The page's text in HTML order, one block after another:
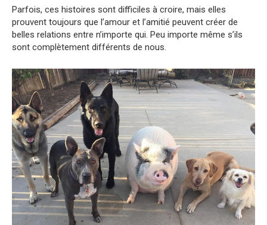
Parfois, ces histoires sont difficiles à croire, mais elles
prouvent toujours que l’amour et l’amitié peuvent créer de
belles relations entre n’importe qui. Peu importe même s’ils
sont complètement différents de nous.